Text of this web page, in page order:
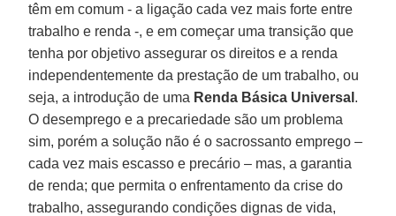
têm em comum - a ligação cada vez mais forte entre
trabalho e renda -, e em começar uma transição que
tenha por objetivo assegurar os direitos e a renda
independentemente da prestação de um trabalho, ou
seja, a introdução de uma Renda Básica Universal .
O desemprego e a precariedade são um problema
sim, porém a solução não é o sacrossanto emprego –
cada vez mais escasso e precário – mas, a garantia
de renda; que permita o enfrentamento da crise do
trabalho, assegurando condições dignas de vida,